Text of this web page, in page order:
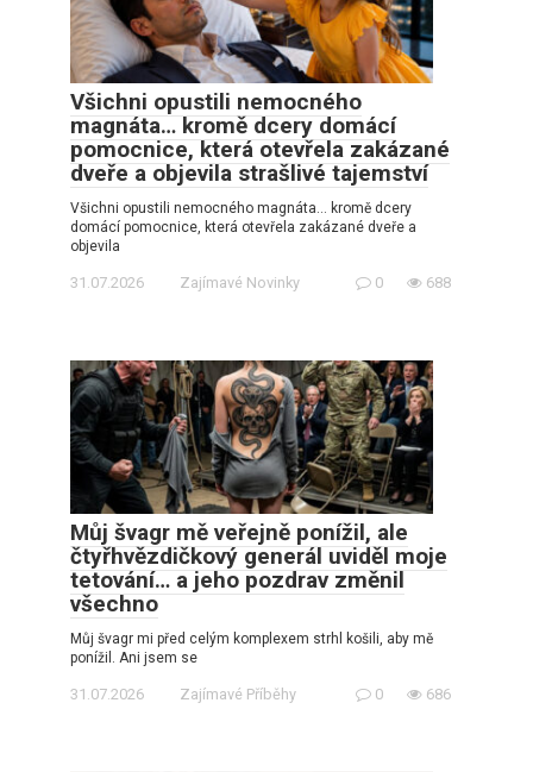
Všichni opustili nemocného
magnáta… kromě dcery domácí
pomocnice, která otevřela zakázané
dveře a objevila strašlivé tajemství
Všichni opustili nemocného magnáta… kromě dcery
domácí pomocnice, která otevřela zakázané dveře a
objevila
31.07.2026 Zajímavé Novinky 0 688
Můj švagr mě veřejně ponížil, ale
čtyřhvězdičkový generál uviděl moje
tetování… a jeho pozdrav změnil
všechno
Můj švagr mi před celým komplexem strhl košili, aby mě
ponížil. Ani jsem se
31.07.2026 Zajímavé Příběhy 0 686